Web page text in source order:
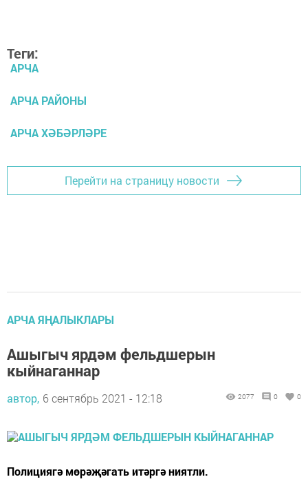
Теги:
АРЧА
АРЧА РАЙОНЫ
АРЧА ХӘБӘРЛӘРЕ
Перейти на страницу новости
АРЧА ЯҢАЛЫКЛАРЫ
Ашыгыч ярдәм фельдшерын
кыйнаганнар
автор, 6 сентябрь 2021 - 12:18 2077 0 0
Полициягә мөрәҗәгать итәргә ниятли.